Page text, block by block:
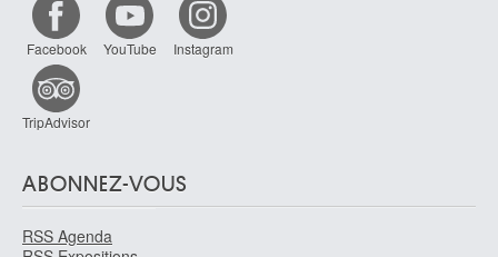
Facebook YouTube Instagram
TripAdvisor
ABONNEZ-VOUS
RSS Agenda